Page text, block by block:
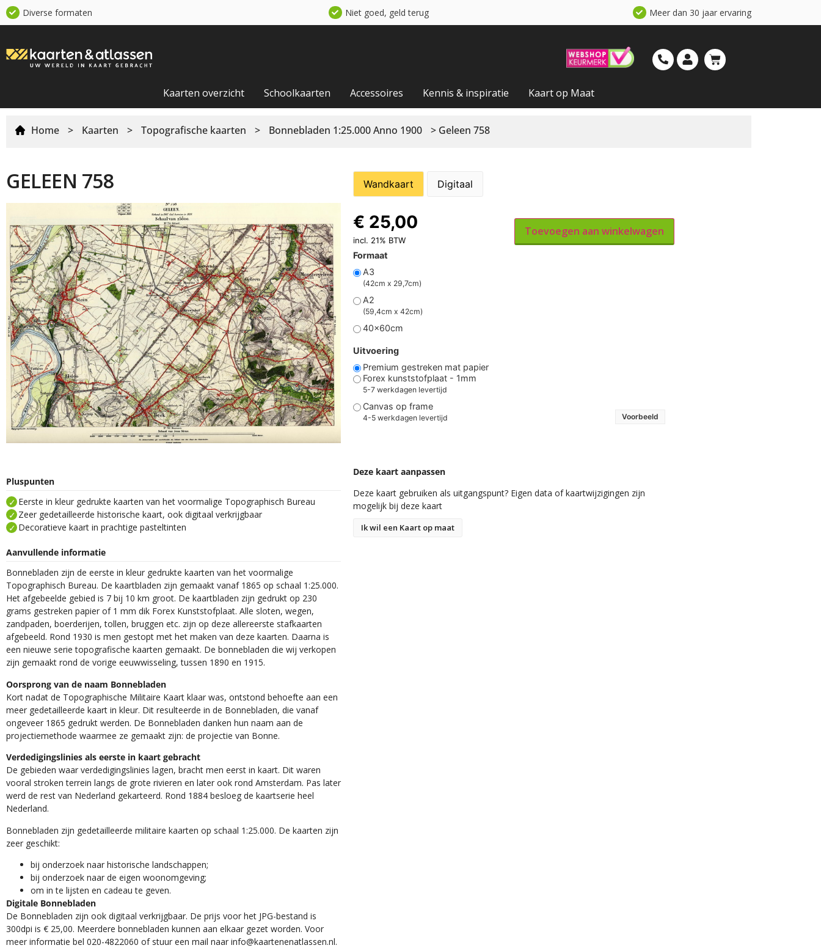
Diverse formaten Niet goed, geld terug Meer dan 30 jaar ervaring
Kaarten overzicht Schoolkaarten Accessoires Kennis & inspiratie Kaart op Maat
Home > Kaarten > Topografische kaarten > Bonnebladen 1:25.000 Anno 1900 > Geleen 758
GELEEN 758
Pluspunten
Eerste in kleur gedrukte kaarten van het voormalige Topographisch Bureau
Zeer gedetailleerde historische kaart, ook digitaal verkrijgbaar
Decoratieve kaart in prachtige pasteltinten
Aanvullende informatie
Bonnebladen zijn de eerste in kleur gedrukte kaarten van het voormalige
Topographisch Bureau. De kaartbladen zijn gemaakt vanaf 1865 op schaal 1:25.000.
Het afgebeelde gebied is 7 bij 10 km groot. De kaartbladen zijn gedrukt op 230
grams gestreken papier of 1 mm dik Forex Kunststofplaat. Alle sloten, wegen,
zandpaden, boerderijen, tollen, bruggen etc. zijn op deze allereerste stafkaarten
afgebeeld. Rond 1930 is men gestopt met het maken van deze kaarten. Daarna is
een nieuwe serie topografische kaarten gemaakt. De bonnebladen die wij verkopen
zijn gemaakt rond de vorige eeuwwisseling, tussen 1890 en 1915.
Oorsprong van de naam Bonnebladen
Kort nadat de Topographische Militaire Kaart klaar was, ontstond behoefte aan een
meer gedetailleerde kaart in kleur. Dit resulteerde in de Bonnebladen, die vanaf
ongeveer 1865 gedrukt werden. De Bonnebladen danken hun naam aan de
projectiemethode waarmee ze gemaakt zijn: de projectie van Bonne.
Verdedigingslinies als eerste in kaart gebracht
De gebieden waar verdedigingslinies lagen, bracht men eerst in kaart. Dit waren
vooral stroken terrein langs de grote rivieren en later ook rond Amsterdam. Pas later
werd de rest van Nederland gekarteerd. Rond 1884 besloeg de kaartserie heel
Nederland.
Bonnebladen zijn gedetailleerde militaire kaarten op schaal 1:25.000. De kaarten zijn
zeer geschikt:​
​bij onderzoek naar historische landschappen;
bij onderzoek naar de eigen woonomgeving;
om in te lijsten en cadeau te geven.
Digitale Bonnebladen
De Bonnebladen zijn ook digitaal verkrijgbaar. De prijs voor het JPG-bestand is
300dpi is € 25,00. Meerdere bonnebladen kunnen aan elkaar gezet worden. Voor
meer informatie bel 020-4822060 of stuur een mail naar info@kaartenenatlassen.nl.
Wandkaart Digitaal
Formaat
A3
(42cm x 29,7cm)
A2
(59,4cm x 42cm)
40x60cm
Uitvoering
Premium gestreken mat papier
Forex kunststofplaat - 1mm
5-7 werkdagen levertijd
Canvas op frame
4-5 werkdagen levertijd Voorbeeld
€ 25,00
incl. 21% BTW
Toevoegen aan winkelwagen
Deze kaart aanpassen
Deze kaart gebruiken als uitgangspunt? Eigen data of kaartwijzigingen zijn
mogelijk bij deze kaart
Ik wil een Kaart op maat